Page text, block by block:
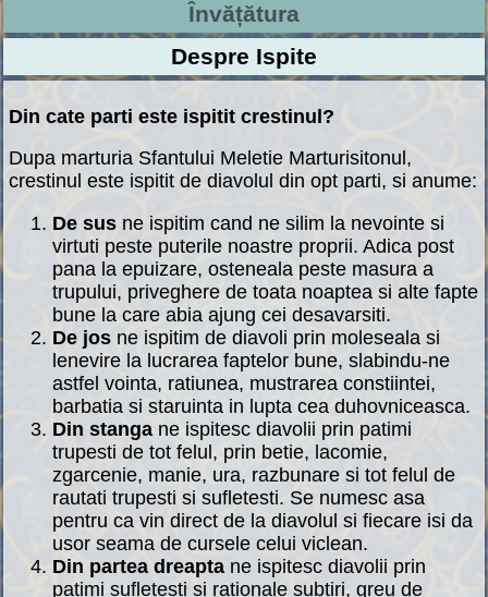
Învățătura
Despre Ispite
Din cate parti este ispitit crestinul?
Dupa marturia Sfantului Meletie Marturisitonul,
crestinul este ispitit de diavolul din opt parti, si anume:
De sus ne ispitim cand ne silim la nevointe si
virtuti peste puterile noastre proprii. Adica post
pana la epuizare, osteneala peste masura a
trupului, priveghere de toata noaptea si alte fapte
bune la care abia ajung cei desavarsiti.
De jos ne ispitim de diavoli prin moleseala si
lenevire la lucrarea faptelor bune, slabindu-ne
astfel vointa, ratiunea, mustrarea constiintei,
barbatia si staruinta in lupta cea duhovniceasca.
Din stangane ispitesc diavolii prin patimi
trupesti de tot felul, prin betie, lacomie,
zgarcenie, manie, ura, razbunare si tot felul de
rautati trupesti si sufletesti. Se numesc asa
pentru ca vin direct de la diavolul si fiecare isi da
usor seama de cursele celui viclean.
Din partea dreapta ne ispitesc diavolii prin
patimi sufletesti si rationale subtiri, greu de